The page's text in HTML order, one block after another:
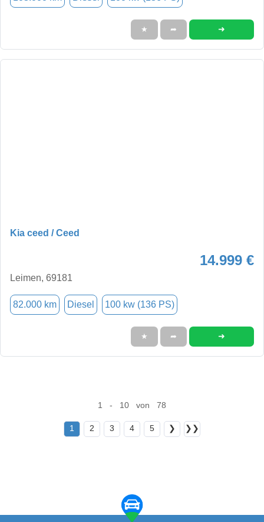
★ ➦ ➜
Kia ceed / Ceed
14.999 €
Leimen, 69181
82.000 km Diesel 100 kw (136 PS)
★ ➦ ➜
1 - 10 von 78
1 2 3 4 5 ❯ ❯❯